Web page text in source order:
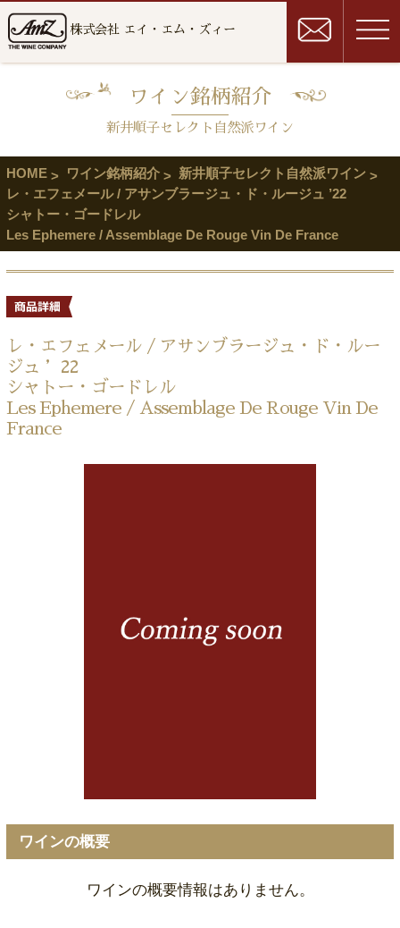
株式会社 エイ・エム・ズィー
ワイン銘柄紹介
新井順子セレクト自然派ワイン
HOME ワイン銘柄紹介
新井順子セレクト自然派ワイン
レ・エフェメール / アサンブラージュ・ド・ルージュ ’22
シャトー・ゴードレル
Les Ephemere / Assemblage De Rouge Vin De France
レ・エフェメール / アサンブラージュ・ド・ルー
ジュ ’22
シャトー・ゴードレル
Les Ephemere / Assemblage De Rouge Vin De
France
ワインの概要
ワインの概要情報はありません。